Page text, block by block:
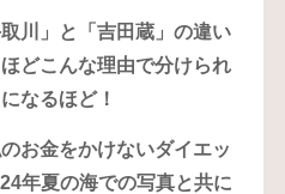
川」と「吉田蔵」の違い
どこんな理由で分けられ
なるほど！
お金をかけないダイエッ
年夏の海での写真と共に